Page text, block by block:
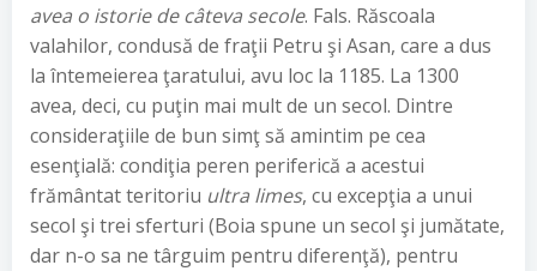
avea o istorie de câteva secole. Fals. Răscoala
valahilor, condusă de fraţii Petru şi Asan, care a dus
la întemeierea ţaratului, avu loc la 1185. La 1300
avea, deci, cu puţin mai mult de un secol. Dintre
consideraţiile de bun simţ să amintim pe cea
esenţială: condiţia peren periferică a acestui
frământat teritoriu ultra limes, cu excepţia a unui
secol şi trei sferturi (Boia spune un secol şi jumătate,
dar n-o sa ne târguim pentru diferenţă), pentru